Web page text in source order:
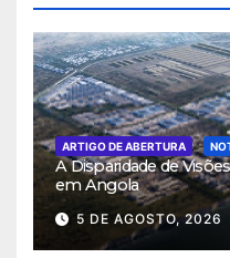
ARTIGO DE ABERTURA
A Disparidade de
em Angola
5 DE AGOSTO, 2026